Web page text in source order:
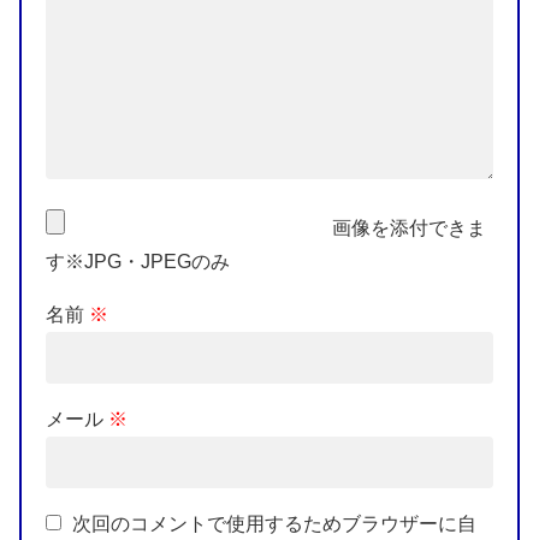
画像を添付できま
す※JPG・JPEGのみ
名前 ※
メール ※
次回のコメントで使用するためブラウザーに自